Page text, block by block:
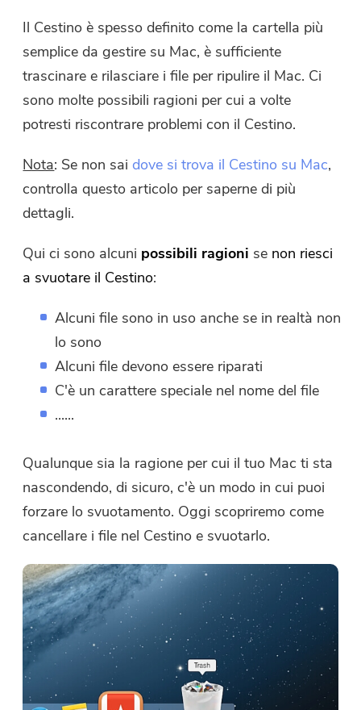
Il Cestino è spesso definito come la cartella più
semplice da gestire su Mac, è sufficiente
trascinare e rilasciare i file per ripulire il Mac. Ci
sono molte possibili ragioni per cui a volte
potresti riscontrare problemi con il Cestino.
Nota: Se non saidove si trova il Cestino su Mac,
controlla questo articolo per saperne di più
dettagli.
Qui ci sono alcuni possibili ragioni se non riesci
a svuotare il Cestino:
Alcuni file sono in uso anche se in realtà non
lo sono
Alcuni file devono essere riparati
C'è un carattere speciale nel nome del file
......
Qualunque sia la ragione per cui il tuo Mac ti sta
nascondendo, di sicuro, c'è un modo in cui puoi
forzare lo svuotamento. Oggi scopriremo come
cancellare i file nel Cestino e svuotarlo.